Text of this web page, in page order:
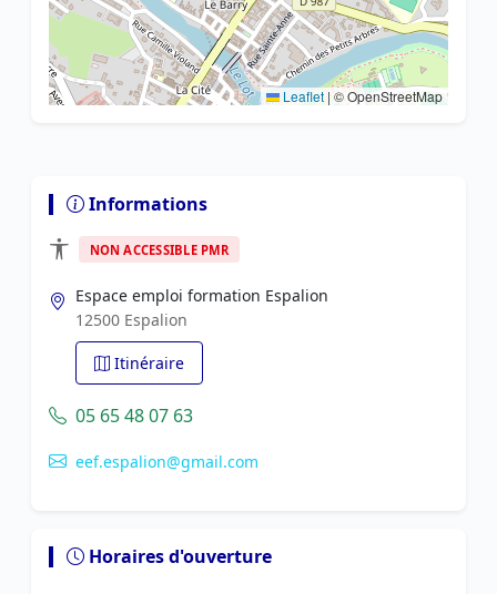
Leaflet |© OpenStreetMap
Informations
NON ACCESSIBLE PMR
Espace emploi formation Espalion
12500 Espalion
Itinéraire
05 65 48 07 63
eef.espalion@gmail.com
Horaires d'ouverture